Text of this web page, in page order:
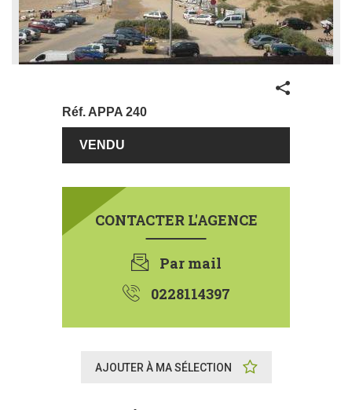
Partager
Réf. APPA 240
€
75000
CONTACTER L'AGENCE
Par mail
0228114397
AJOUTER À MA SÉLECTION